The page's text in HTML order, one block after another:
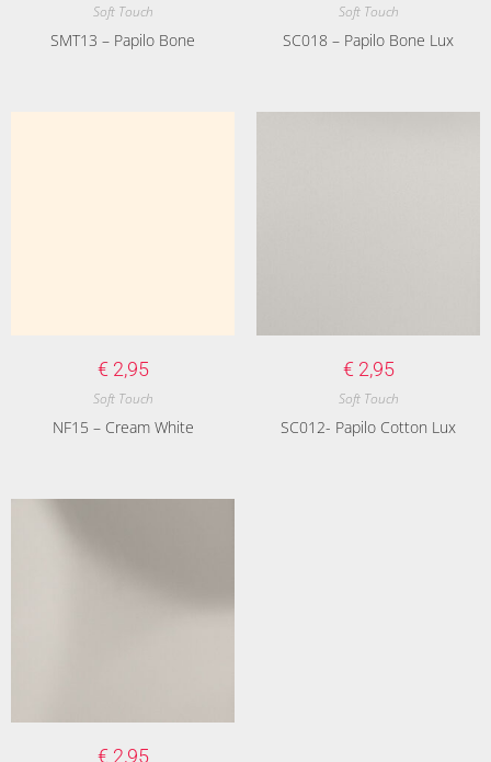
Soft Touch
SMT13 – Papilo Bone
Soft Touch
SC018 – Papilo Bone Lux
€ 2,95
Soft Touch
NF15 – Cream White
€ 2,95
Soft Touch
SC012- Papilo Cotton Lux
€ 2,95